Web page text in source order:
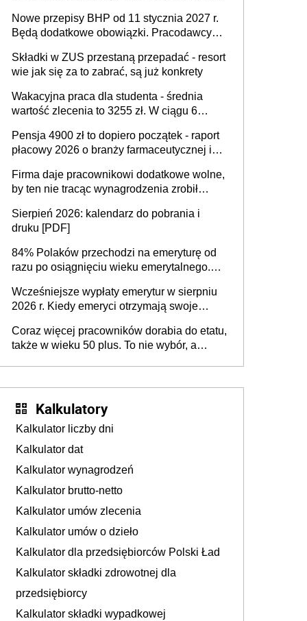
osoby neuroatypowe. Powstanie Fundusz
na rzecz Inkluzywności w Zatrudnianiu?
Nowe przepisy BHP od 11 stycznia 2027 r.
Będą dodatkowe obowiązki. Pracodawcy
Składki w ZUS przestaną przepadać - resort
wie jak się za to zabrać, są już konkrety
Wakacyjna praca dla studenta - średnia
wartość zlecenia to 3255 zł. W ciągu 6
ponad 10,7 tys. zł
Pensja 4900 zł to dopiero początek - raport
płacowy 2026 o branży farmaceutycznej i
Firma daje pracownikowi dodatkowe wolne,
by ten nie tracąc wynagrodzenia zrobił
sprawdza
Sierpień 2026: kalendarz do pobrania i
druku [PDF]
84% Polaków przechodzi na emeryturę od
razu po osiągnięciu wieku emerytalnego.
dłużej, ale czy jest w stanie? Pracownicy
45+ to siła napędowa gospodarki
Wcześniejsze wypłaty emerytur w sierpniu
2026 r. Kiedy emeryci otrzymają swoje
Coraz więcej pracowników dorabia do etatu,
także w wieku 50 plus. To nie wybór, a
Kalkulatory
Kalkulator liczby dni
Kalkulator dat
Kalkulator wynagrodzeń
Kalkulator brutto-netto
Kalkulator umów zlecenia
Kalkulator umów o dzieło
Kalkulator dla przedsiębiorców Polski Ład
Kalkulator składki zdrowotnej dla
przedsiębiorcy
Kalkulator składki wypadkowej